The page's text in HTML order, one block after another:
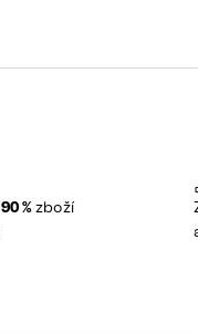
90 %zboží